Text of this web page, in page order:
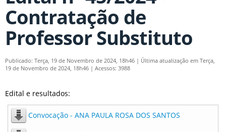
Contratação de
Professor Substituto
Publicado: Terça, 19 de Novembro de 2024, 18h46 | Última atualização em Terça,
19 de Novembro de 2024, 18h46 | Acessos: 3988
Edital e resultados:
Convocação - ANA PAULA ROSA DOS SANTOS